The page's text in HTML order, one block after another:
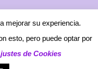
mejorar su experiencia.
esto, pero puede optar por
de Cookies